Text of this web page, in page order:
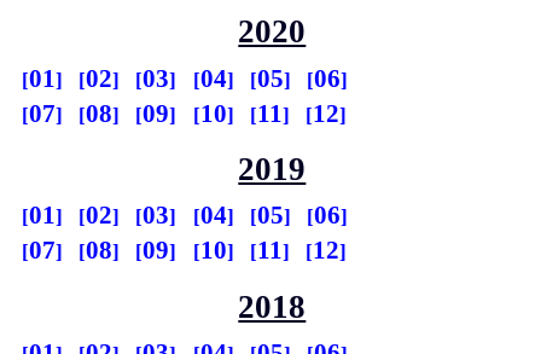
2020
01 02 03 04 05
06
07
08 09 10 11 12
2019
01 02 03 04 05
06
07
08 09 10 11 12
2018